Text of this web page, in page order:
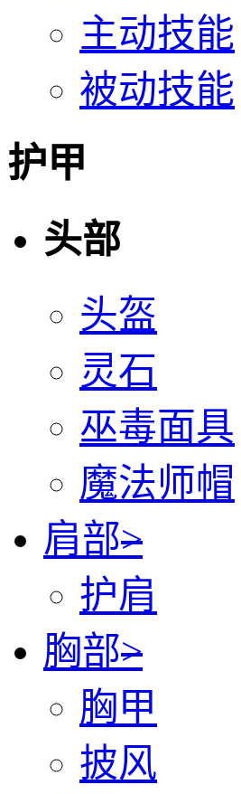
主动技能
被动技能
护甲
头部
头盔
灵石
巫毒面具
魔法师帽
肩部>
护肩
胸部>
胸甲
披风